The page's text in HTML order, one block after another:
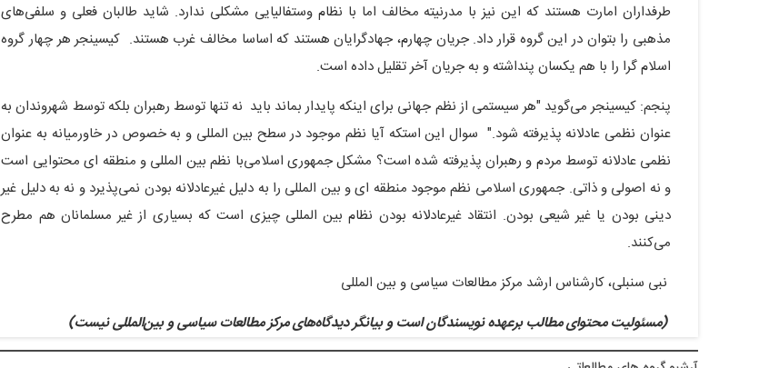
طرفداران امارت هستند که این نیز با مدرنیته مخالف اما با نظام وستفالیایی مشکلی ندارد. شاید طالبان فعلی و سلفی‌های
مذهبی را بتوان در این گروه قرار داد. جریان چهارم، جهادگرایان هستند که اساسا مخالف غرب هستند. کیسینجر هر چهار گروه
اسلام گرا را با هم یکسان پنداشته و به جریان آخر تقلیل داده است.
پنجم: کیسینجر می‌گوید "هر سیستمی از نظم جهانی برای اینکه پایدار بماند باید نه تنها توسط رهبران بلکه توسط شهروندان به
عنوان نظمی عادلانه پذیرفته شود." سوال این استکه آیا نظم موجود در سطح بین المللی و به خصوص در خاورمیانه به عنوان
نظمی عادلانه توسط مردم و رهبران پذیرفته شده است؟ مشکل جمهوری اسلامی‌با نظم بین المللی و منطقه ای محتوایی است
و نه اصولی و ذاتی. جمهوری اسلامی نظم موجود منطقه ای و بین المللی را به دلیل غیرعادلانه بودن نمی‌پذیرد و نه به دلیل غیر
دینی بودن یا غیر شیعی بودن. انتقاد غیرعادلانه بودن نظام بین المللی چیزی است که بسیاری از غیر مسلمانان هم مطرح
می‌کنند.
نبی سنبلی، کارشناس ارشد مرکز مطالعات سیاسی و بین المللی
(مسئولیت محتوای مطالب برعهده نویسندگان است و بیانگر دیدگاه‌های مرکز مطالعات سیاسی و بین‌المللی نیست)